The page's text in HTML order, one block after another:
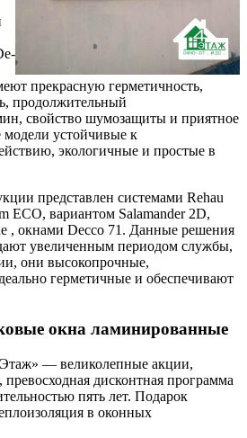
прекрасную герметичность,
продолжительный
свойство шумозащиты и приятное
устойчивые к
экологичные и простые в
представлен системами Rehau
ECO, вариантом Salamander 2D,
, окнами Decco 71. Данные решения
увеличенным периодом службы,
они высокопрочные,
герметичные и обеспечивают
окна ламинированные
— великолепные акции,
дисконтная программа
пять лет. Подарок
в оконных